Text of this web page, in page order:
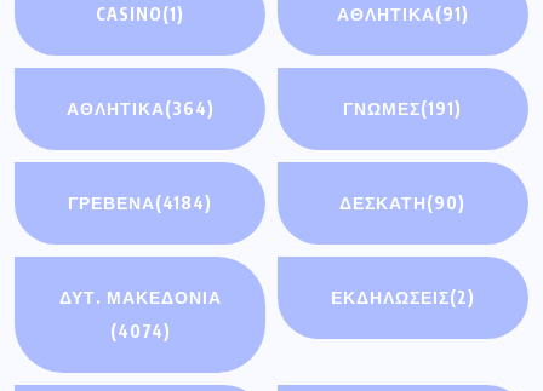
CASINO(1) ΑΘΛΗΤΙΚΆ(91)
ΑΘΛΗΤΙΚΑ(364) ΓΝΩΜΕΣ(191)
ΓΡΕΒΕΝΑ(4184) ΔΕΣΚΑΤΗ(90)
ΔΥΤ. ΜΑΚΕΔΟΝΙΑ
(4074)
ΕΚΔΗΛΩΣΕΙΣ(2)